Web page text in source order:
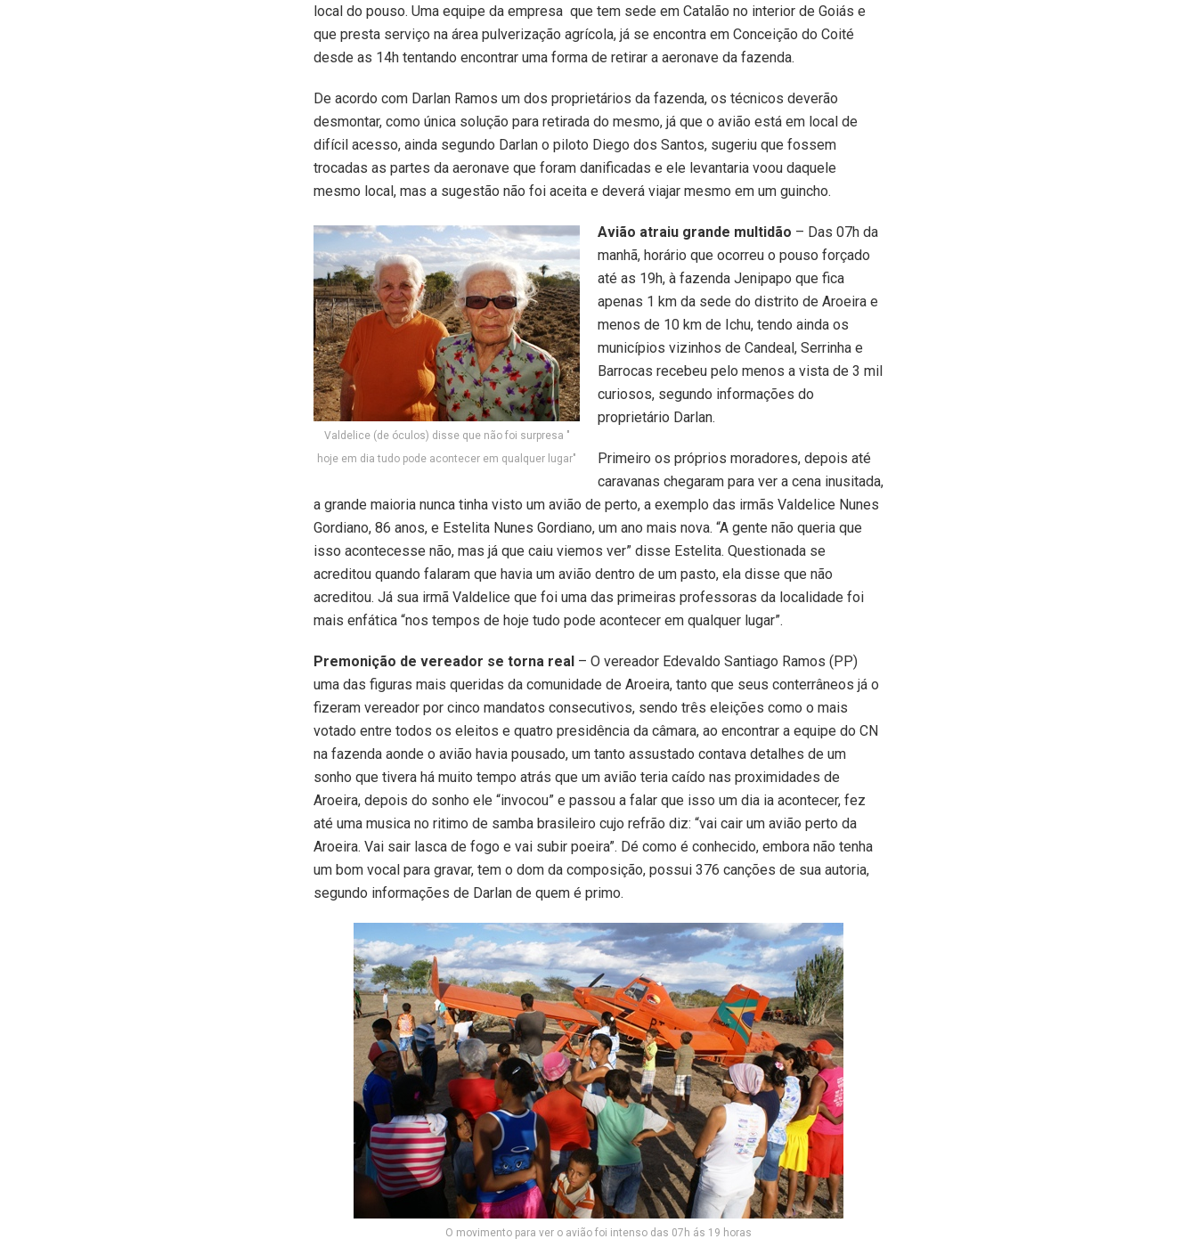
local do pouso. Uma equipe da empresa que tem sede em Catalão no interior de Goiás e
que presta serviço na área pulverização agrícola, já se encontra em Conceição do Coité
desde as 14h tentando encontrar uma forma de retirar a aeronave da fazenda.
De acordo com Darlan Ramos um dos proprietários da fazenda, os técnicos deverão
desmontar, como única solução para retirada do mesmo, já que o avião está em local de
difícil acesso, ainda segundo Darlan o piloto Diego dos Santos, sugeriu que fossem
trocadas as partes da aeronave que foram danificadas e ele levantaria voou daquele
mesmo local, mas a sugestão não foi aceita e deverá viajar mesmo em um guincho.
Valdelice (de óculos) disse que não foi surpresa "
hoje em dia tudo pode acontecer em qualquer lugar"
Avião atraiu grande multidão – Das 07h da
manhã, horário que ocorreu o pouso forçado
até as 19h, à fazenda Jenipapo que fica
apenas 1 km da sede do distrito de Aroeira e
menos de 10 km de Ichu, tendo ainda os
municípios vizinhos de Candeal, Serrinha e
Barrocas recebeu pelo menos a vista de 3 mil
curiosos, segundo informações do
proprietário Darlan.
Primeiro os próprios moradores, depois até
caravanas chegaram para ver a cena inusitada,
a grande maioria nunca tinha visto um avião de perto, a exemplo das irmãs Valdelice Nunes
Gordiano, 86 anos, e Estelita Nunes Gordiano, um ano mais nova. “A gente não queria que
isso acontecesse não, mas já que caiu viemos ver” disse Estelita. Questionada se
acreditou quando falaram que havia um avião dentro de um pasto, ela disse que não
acreditou. Já sua irmã Valdelice que foi uma das primeiras professoras da localidade foi
mais enfática “nos tempos de hoje tudo pode acontecer em qualquer lugar”.
Premonição de vereador se torna real – O vereador Edevaldo Santiago Ramos (PP)
uma das figuras mais queridas da comunidade de Aroeira, tanto que seus conterrâneos já o
fizeram vereador por cinco mandatos consecutivos, sendo três eleições como o mais
votado entre todos os eleitos e quatro presidência da câmara, ao encontrar a equipe do CN
na fazenda aonde o avião havia pousado, um tanto assustado contava detalhes de um
sonho que tivera há muito tempo atrás que um avião teria caído nas proximidades de
Aroeira, depois do sonho ele “invocou” e passou a falar que isso um dia ia acontecer, fez
até uma musica no ritimo de samba brasileiro cujo refrão diz: “vai cair um avião perto da
Aroeira. Vai sair lasca de fogo e vai subir poeira”. Dé como é conhecido, embora não tenha
um bom vocal para gravar, tem o dom da composição, possui 376 canções de sua autoria,
segundo informações de Darlan de quem é primo.
O movimento para ver o avião foi intenso das 07h ás 19 horas